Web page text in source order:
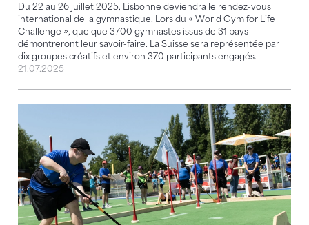
Du 22 au 26 juillet 2025, Lisbonne deviendra le rendez-vous
international de la gymnastique. Lors du « World Gym for Life
Challenge », quelque 3700 gymnastes issus de 31 pays
démontreront leur savoir-faire. La Suisse sera représentée par
dix groupes créatifs et environ 370 participants engagés.
21.07.2025
Un grand pas en avant pour l'inclusion